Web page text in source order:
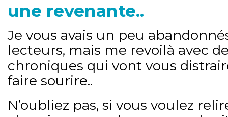
une revenante..
Je vous avais un peu
lecteurs, mais me revoilà avec
chroniques qui vont vous
faire sourire..
N’oubliez pas, si vous voulez